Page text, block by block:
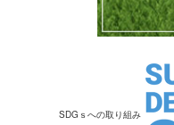
SDGｓへの取り組み